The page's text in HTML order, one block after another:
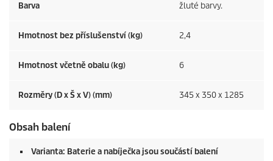
Barva žluté barvy.
Hmotnost bez příslušenství (kg) 2,4
Hmotnost včetně obalu (kg) 6
Rozměry (D x Š x V) (mm) 345 x 350 x 1285
Obsah balení
Varianta: Baterie a nabíječka jsou součástí balení